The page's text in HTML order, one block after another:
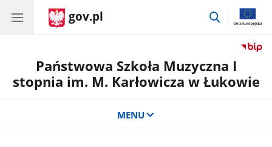
gov.pl
przejdź
Państwowa Szkoła Muzyczna I
stopnia im. M. Karłowicza w Łukowie
MENU